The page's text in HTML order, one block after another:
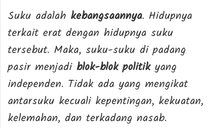
Suku adalah kebangsaannya. Hidupnya
terkait erat dengan hidupnya suku
tersebut. Maka, suku-suku di padang
pasir menjadi blok-blok politikyang
independen. Tidak ada yang mengikat
antarsuku kecuali kepentingan, kekuatan,
kelemahan, dan terkadang nasab.